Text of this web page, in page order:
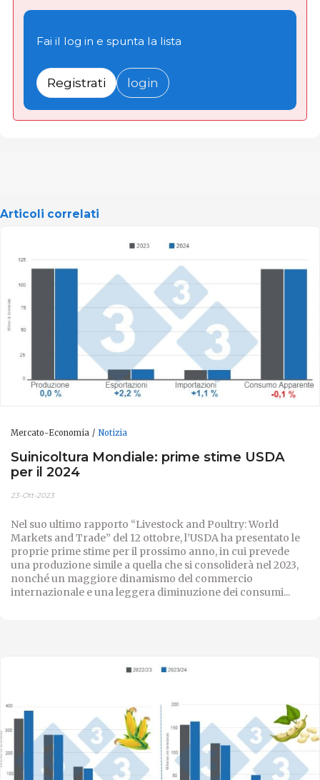
Fai il log in e spunta la lista
Registrati login
Articoli correlati
Mercato-Economia Notizia
Suinicoltura Mondiale: prime stime USDA
per il 2024
23-Ott-2023
Nel suo ultimo rapporto “Livestock and Poultry: World
Markets and Trade” del 12 ottobre, l’USDA ha presentato le
proprie prime stime per il prossimo anno, in cui prevede
una produzione simile a quella che si consoliderà nel 2023,
nonché un maggiore dinamismo del commercio
internazionale e una leggera diminuzione dei consumi...